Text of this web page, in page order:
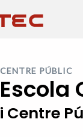
CENTRE PÚBLIC
Escola
i Centre